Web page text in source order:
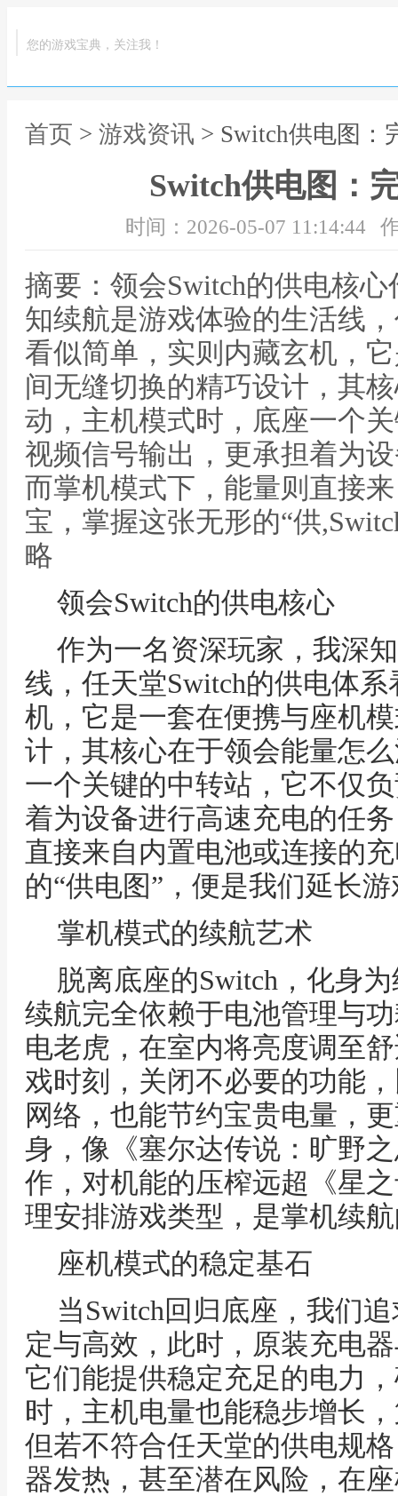
您的游戏宝典，关注我！
首页 > 游戏资讯 > Switch供电图：
Switch供电图：
时间：2026-05-07 11:14:44
摘要：领会Switch的供电核
知续航是游戏体验的生活线
看似简单，实则内藏玄机，
间无缝切换的精巧设计，其
动，主机模式时，底座一个
视频信号输出，更承担着为
而掌机模式下，能量则直接
宝，掌握这张无形的“供
略
领会Switch的供电核心
作为一名资深玩家，我深
线，任天堂Switch的供电体
机，它是一套在便携与座机
计，其核心在于领会能量怎
一个关键的中转站，它不仅
着为设备进行高速充电的任
直接来自内置电池或连接的
的“供电图”，便是我们延长
掌机模式的续航艺术
脱离底座的Switch，化身
续航完全依赖于电池管理与
电老虎，在室内将亮度调至
戏时刻，关闭不必要的功能
网络，也能节约宝贵电量，
身，像《塞尔达传说：旷野
作，对机能的压榨远超《星
理安排游戏类型，是掌机续
座机模式的稳定基石
当Switch回归底座，我们
定与高效，此时，原装充电
它们能提供稳定充足的电力
时，主机电量也能稳步增长
但若不符合任天堂的供电规
器发热，甚至潜在风险，在